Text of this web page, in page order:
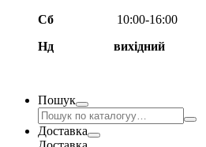
Сб
10:00-16:00
Нд вихідний
Пошук
Доставка